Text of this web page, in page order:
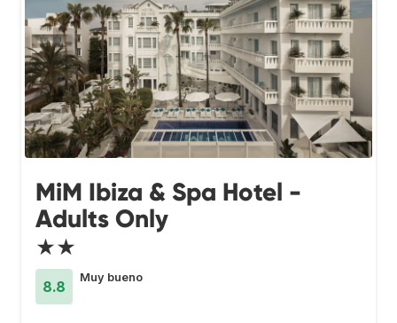
MiM Ibiza & Spa Hotel -
Adults Only
★★
8.8
Muy bueno